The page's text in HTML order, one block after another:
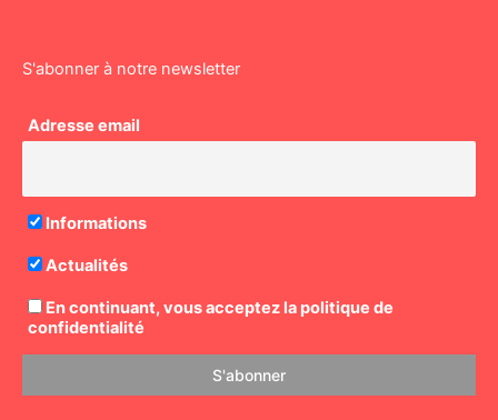
S'abonner à notre newsletter
Adresse email
Informations
Actualités
En continuant, vous acceptez la politique de
confidentialité